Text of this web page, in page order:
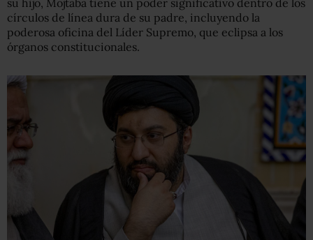
su hijo, Mojtaba tiene un poder significativo dentro de los
círculos de línea dura de su padre, incluyendo la
poderosa oficina del Líder Supremo, que eclipsa a los
órganos constitucionales.